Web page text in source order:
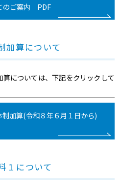
のご案内 PDF
加算について
については、下記をクリックして
制加算(令和８年６月１日から)
１について